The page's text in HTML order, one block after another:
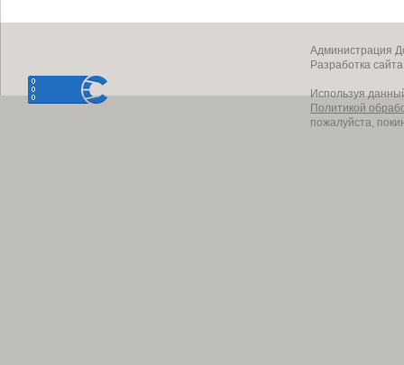
Администрация
Разработка
Используя
Политикой
пожалуйста,